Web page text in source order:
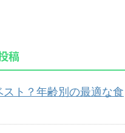
稿
ト？年齢別の最適な食